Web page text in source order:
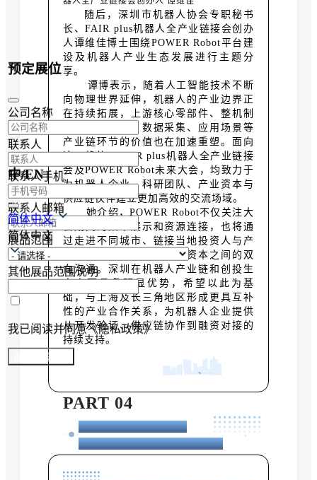
随后，深圳市机器人协会专职秘书
长、FAIR plus机器人全产业链接会创办
人谭维佳博士围绕POWER Robot平台建
设及机器人产业生态发展进行主题分
享。
谭博表示，随着人工智能技术不断
向物理世界延伸，机器人的产业边界正
在持续拓展，上游核心零部件、整机制
造、系统集成、数据采集、应用场景等
产业链环节的价值也在加速重塑。面向
这一趋势，FAIR plus机器人全产业链接
会及POWER Robot未来大会，均致力于
为机器人企业、科研团队、产业资本与
供应链伙伴建立更加高效的交流场域。
她介绍，POWER Robot不仅关注大
会期间的集中展示和资源连接，也将通
过走进不同城市、链接当地投资人与产
业资源，持续推动企业与资本之间的双
向沟通。深圳在机器人产业链和创投生
态方面具备明显优势，希望以此为基
础，与上海及长三角地区形成更具互补
性的产业合作关系，为机器人企业提供
从开发验证、供应链协作到融资对接的
持续支持。
PART 04
投资机构集中分享，
研判具身智能产业投资逻辑
预定展位
公司名称
联系人
联系人手机
联系人邮箱
展品范围
其他展品范围说明
我已阅读并同意《隐私政策》
提交参展报名
中/EN
简体中文
简体中文